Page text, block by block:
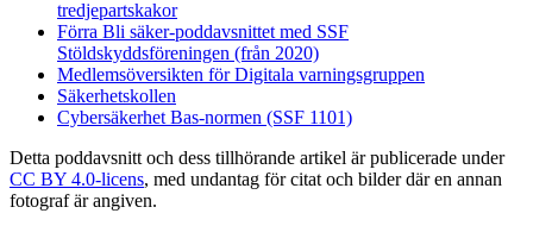
tredjepartskakor
Förra Bli säker-poddavsnittet med SSF
Stöldskyddsföreningen (från 2020)
Medlemsöversikten för Digitala varningsgruppen
Säkerhetskollen
Cybersäkerhet Bas-normen (SSF 1101)
Detta poddavsnitt och dess tillhörande artikel är publicerade under
CC BY 4.0-licens, med undantag för citat och bilder där en annan
fotograf är angiven.